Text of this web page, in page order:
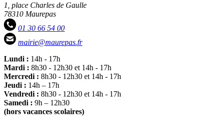
1, place Charles de Gaulle
78310 Maurepas
01 30 66 54 00
mairie@maurepas.fr
Lundi : 14h - 17h
Mardi : 8h30 - 12h30 et 14h - 17h
Mercredi : 8h30 - 12h30 et 14h - 17h
Jeudi : 14h – 17h
Vendredi : 8h30 - 12h30 et 14h - 17h
Samedi : 9h – 12h30
(hors vacances scolaires)